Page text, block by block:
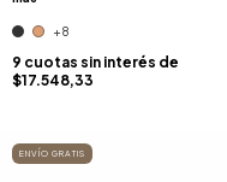
+8
9 cuotas sin interés de
$17.548,33
ENVÍO GRATIS